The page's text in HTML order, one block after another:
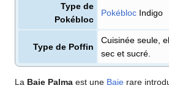
Type de
Pokébloc
Pokébloc Indigo
Type de Poffin
Cuisinée seule,
sec et sucré.
La Baie Palma est une Baie rare